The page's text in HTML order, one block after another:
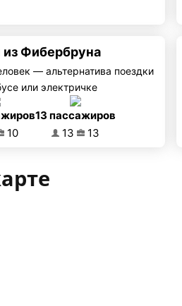
Фибербруна
— альтернатива поездки
или электричке
10
13 пассажиров
13
13